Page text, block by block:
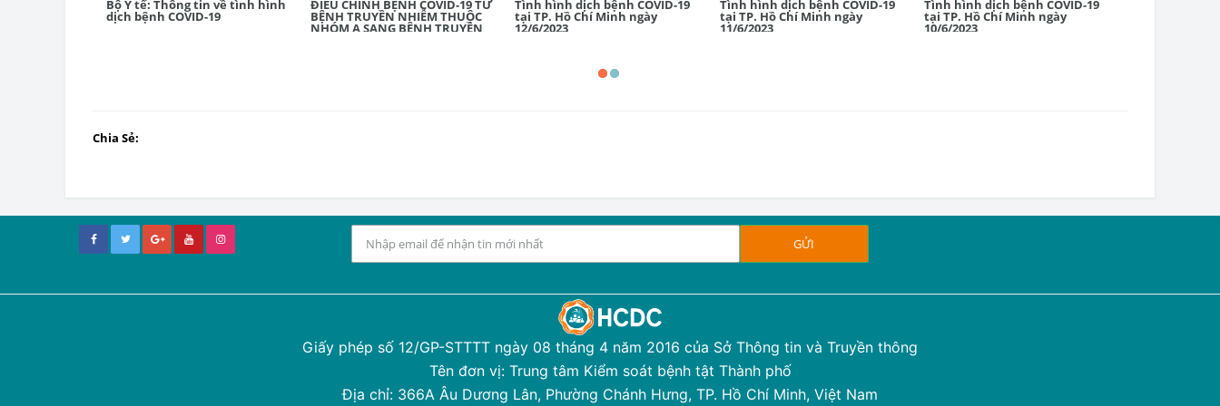
Bộ Y tế: Thông tin về tình hình
dịch bệnh COVID-19
ĐIỀU CHỈNH BỆNH COVID-19 TỪ
BỆNH TRUYỀN NHIỄM THUỘC
NHÓM A SANG BỆNH TRUYỀN
Tình hình dịch bệnh COVID-19
tại TP. Hồ Chí Minh ngày
12/6/2023
Tình hình dịch bệnh COVID-19
tại TP. Hồ Chí Minh ngày
11/6/2023
Tình hình dịch bệnh COVID-19
tại TP. Hồ Chí Minh ngày
10/6/2023
Chia Sẻ:
Giấy phép số 12/GP-STTTT ngày 08 tháng 4 năm 2016 của Sở Thông tin và Truyền thông
Tên đơn vị: Trung tâm Kiểm soát bệnh tật Thành phố
Địa chỉ: 366A Âu Dương Lân, Phường Chánh Hưng, TP. Hồ Chí Minh, Việt Nam